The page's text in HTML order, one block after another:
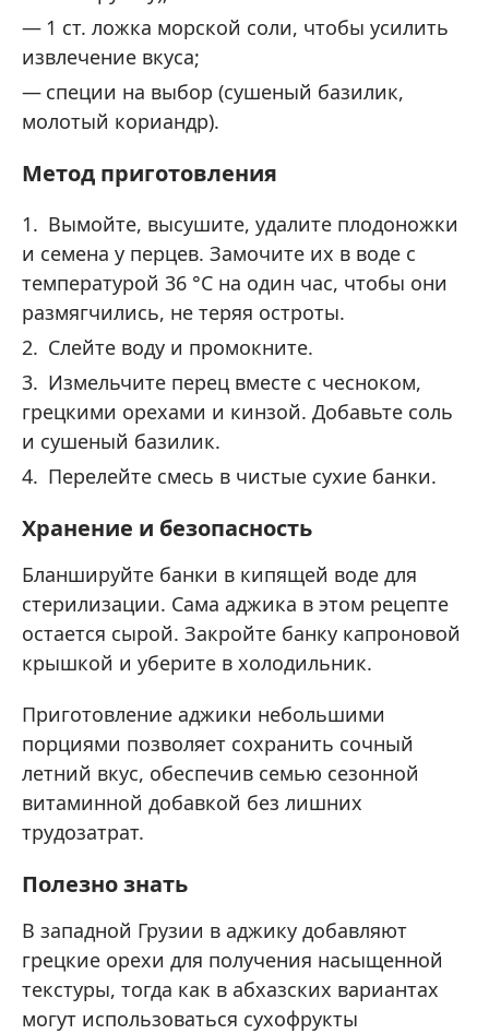
1 ст. ложка морской соли, чтобы усилить
извлечение вкуса;
специи на выбор (сушеный базилик,
молотый кориандр).
Метод приготовления
Вымойте, высушите, удалите плодоножки
и семена у перцев. Замочите их в воде с
температурой 36 °C на один час, чтобы они
размягчились, не теряя остроты.
Слейте воду и промокните.
Измельчите перец вместе с чесноком,
грецкими орехами и кинзой. Добавьте соль
и сушеный базилик.
Перелейте смесь в чистые сухие банки.
Хранение и безопасность
Бланшируйте банки в кипящей воде для
стерилизации. Сама аджика в этом рецепте
остается сырой. Закройте банку капроновой
крышкой и уберите в холодильник.
Приготовление аджики небольшими
порциями позволяет сохранить сочный
летний вкус, обеспечив семью сезонной
витаминной добавкой без лишних
трудозатрат.
Полезно знать
В западной Грузии в аджику добавляют
грецкие орехи для получения насыщенной
текстуры, тогда как в абхазских вариантах
могут использоваться сухофрукты